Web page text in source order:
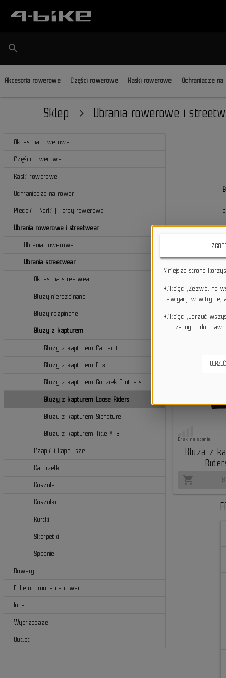
search
Akcesoria rowerowe Części rowerowe Kaski rowerowe Ochraniacze
Sklep Ubrania rowerowe i
Akcesoria rowerowe
Części rowerowe
Kaski rowerowe
Ochraniacze na rower
Plecaki | Nerki | Torby rowerowe
Ubrania rowerowe i streetwear
Ubrania rowerowe
Ubrania streetwear
Akcesoria streetwear
Bluzy nierozpinane
Bluzy rozpinane
Bluzy z kapturem
Bluzy z kapturem Carhartt
Bluzy z kapturem Fox
Bluzy z kapturem Godziek Brothers
Bluzy z kapturem Loose Riders
Bluzy z kapturem Signature
Bluzy z kapturem Title MTB
Czapki i kapelusze
Kamizelki
Koszule
Koszulki
Kurtki
Skarpetki
Spodnie
Rowery
Folie ochronne na rower
Inne
Wyprzedaże
Outlet
Brak na stanie
Bluza z
shopping_cart
Niniejsza strona
Klikając „Zezwól na
nawigacji w witrynie,
Klikając „Odrzuć
potrzebnych do